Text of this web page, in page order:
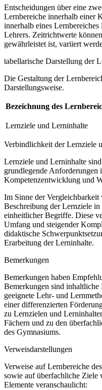
Entscheidungen über eine
Lernbereiche innerhalb einer
innerhalb eines
Lehrers. Zeitrichtwerte
gewährleistet ist, variiert
tabellarische Darstellung der
Die Gestaltung der
Darstellungsweise.
Bezeichnung des
Lernziele und Lerninhalte
Verbindlichkeit der Lernziele
Lernziele und Lerninhalte
grundlegende Anforderungen
Kompetenzentwicklung und
Im Sinne der
Beschreibung der Lernziele
einheitlicher Begriffe. Diese
Umfang und steigender
didaktische
Erarbeitung der Lerninhalte.
Bemerkungen
Bemerkungen haben
Bemerkungen sind
geeignete Lehr- und
einer differenzierten
zu Lernzielen und
Fächern und zu den
des Gymnasiums.
Verweisdarstellungen
Verweise auf Lernbereiche
sowie auf überfachliche Ziele
Elemente veranschaulicht: